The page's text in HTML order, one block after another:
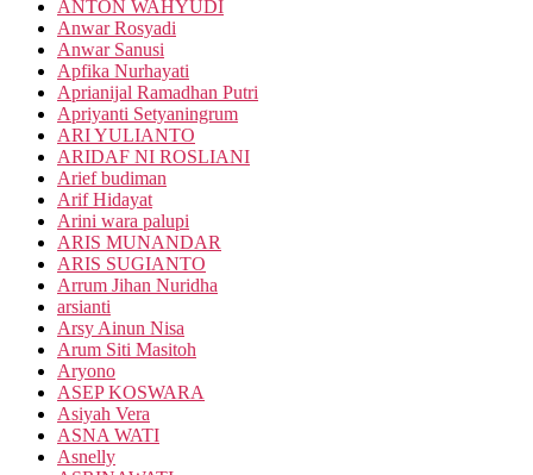
ANTON WAHYUDI
Anwar Rosyadi
Anwar Sanusi
Apfika Nurhayati
Aprianijal Ramadhan Putri
Apriyanti Setyaningrum
ARI YULIANTO
ARIDAF NI ROSLIANI
Arief budiman
Arif Hidayat
Arini wara palupi
ARIS MUNANDAR
ARIS SUGIANTO
Arrum Jihan Nuridha
arsianti
Arsy Ainun Nisa
Arum Siti Masitoh
Aryono
ASEP KOSWARA
Asiyah Vera
ASNA WATI
Asnelly